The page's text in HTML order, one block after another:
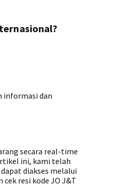
informasi dan
secara real-time
ini, kami telah
diakses melalui
resi kode JO J&T